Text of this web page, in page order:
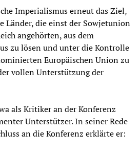
Imperialismus erneut das Ziel,
Länder, die einst der Sowjetunion
angehörten, aus dem
zu lösen und unter die Kontrolle
Europäischen Union zu
vollen Unterstützung der
als Kritiker an der Konferenz
Unterstützer. In seiner Rede
an die Konferenz erklärte er: